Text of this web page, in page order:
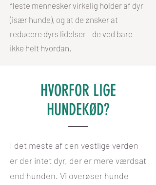
fleste mennesker virkelig holder af dyr
(især hunde), og at de ønsker at
reducere dyrs lidelser – de ved bare
ikke helt hvordan.
HVORFOR LIGE
HUNDEKØD?
I det meste af den vestlige verden
er der intet dyr, der er mere værdsat
end hunden. Vi overøser hunde